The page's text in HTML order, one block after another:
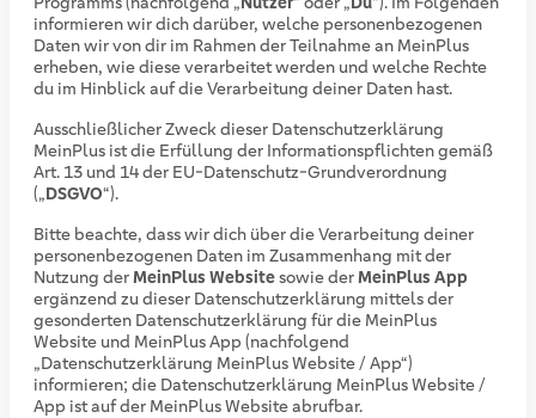
informieren wir dich darüber, welche personenbezogenen
Daten wir von dir im Rahmen der Teilnahme an MeinPlus
erheben, wie diese verarbeitet werden und welche Rechte
du im Hinblick auf die Verarbeitung deiner Daten hast.
Ausschließlicher Zweck dieser Datenschutzerklärung
MeinPlus ist die Erfüllung der Informationspflichten gemäß
Art. 13 und 14 der EU-Datenschutz-Grundverordnung
(„DSGVO“).
Bitte beachte, dass wir dich über die Verarbeitung deiner
personenbezogenen Daten im Zusammenhang mit der
Nutzung derMeinPlus Websitesowie derMeinPlus App
ergänzend zu dieser Datenschutzerklärung mittels der
gesonderten Datenschutzerklärung für die MeinPlus
Website und MeinPlus App (nachfolgend
„Datenschutzerklärung MeinPlus Website / App“)
informieren; die Datenschutzerklärung MeinPlus Website /
App ist auf der MeinPlus Website abrufbar.